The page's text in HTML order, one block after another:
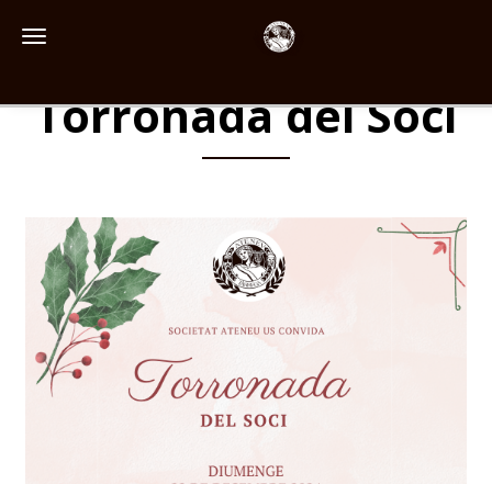
Toggle navigation
Torronada del Soci